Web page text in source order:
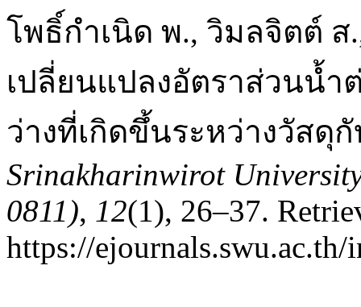
โพธิ์กำเนิด พ., วิมลจิตต์ ส
เปลี่ยนแปลงอัตราส่วนนํ้า
ว่างที่เกิดขึ้นระหว่างวัสดุ
Srinakharinwirot
0811), 12(1), 26–37.
https://